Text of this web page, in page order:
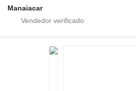
Manaiacar